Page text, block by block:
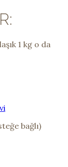
1 kg o da
bağlı)